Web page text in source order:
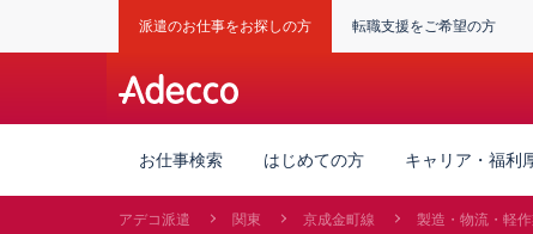
派遣のお仕事をお探しの方 転職支援をご希望の方
お仕事検索 はじめての方 キャリア・福利
アデコ派遣 関東 京成金町線 製造・物流・軽